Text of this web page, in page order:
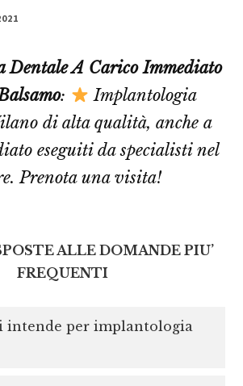
Dentale A Carico Immediato
:
Implantologia
di alta qualità, anche a
eseguiti da specialisti nel
Prenota una visita!
ALLE DOMANDE PIU’
FREQUENTI
intende per implantologia